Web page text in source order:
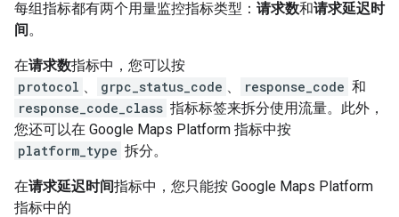
每组指标都有两个用量监控指标类型： 请求数和请求延迟时
间。
在请求数指标中，您可以按
protocol
grpc_status_code response_code 和
response_code_class 指标标签来拆分使用流量。此外，
您还可以在 Google Maps Platform 指标中按
platform_type 拆分。
在请求延迟时间指标中，您只能按 Google Maps Platform
指标中的